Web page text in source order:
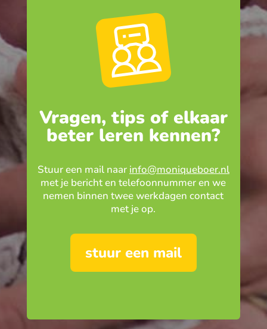
Vragen, tips of elkaar
beter leren kennen?
Stuur een mail naar info@moniqueboer.nl
met je bericht en telefoonnummer en we
nemen binnen twee werkdagen contact
met je op.
stuur een mail